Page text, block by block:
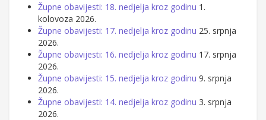
Župne obavijesti: 18. nedjelja kroz godinu 1.
kolovoza 2026.
Župne obavijesti: 17. nedjelja kroz godinu 25. srpnja
2026.
Župne obavijesti: 16. nedjelja kroz godinu 17. srpnja
2026.
Župne obavijesti: 15. nedjelja kroz godinu 9. srpnja
2026.
Župne obavijesti: 14. nedjelja kroz godinu 3. srpnja
2026.